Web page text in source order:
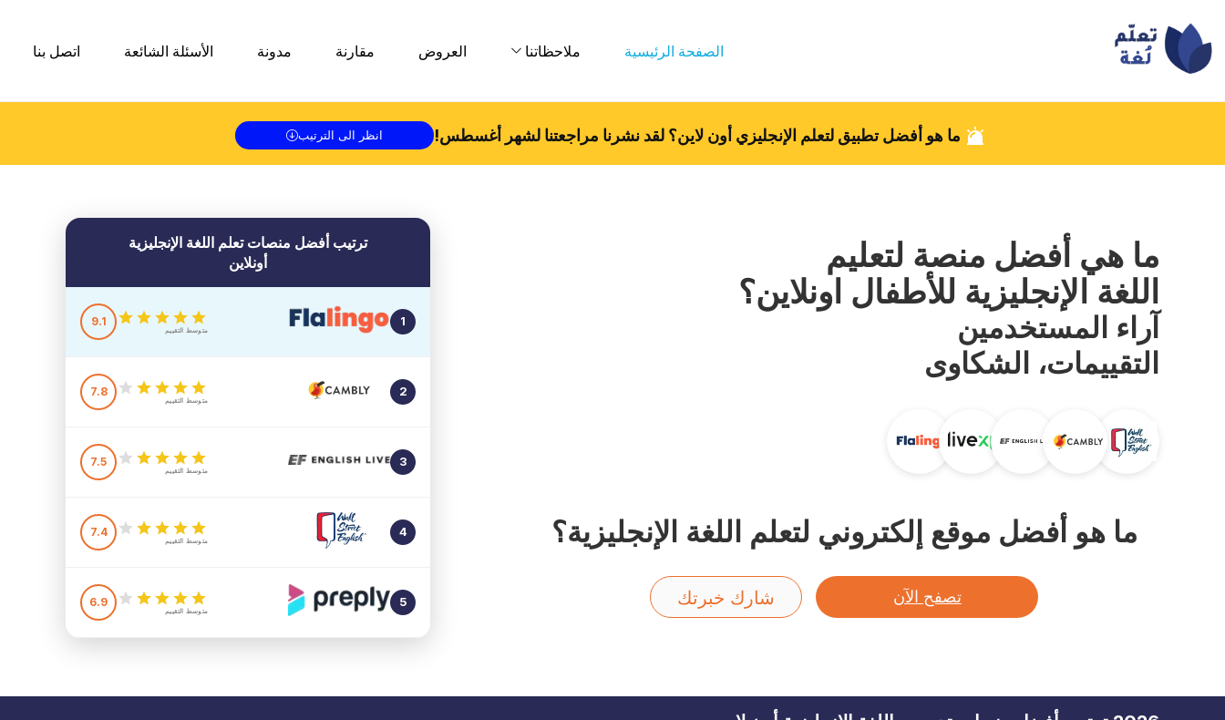
الصفحة الرئيسية ملاحظاتنا العروض مقارنة مدونة الأسئلة الشائعة اتصل بنا
ما هو أفضل تطبيق لتعلم الإنجليزي أون لاين؟ لقد نشرنا مراجعتنا لشهر أغسطس! انظر الى الترتيب
ما هي أفضل منصة لتعليم
اللغة الإنجليزية للأطفال اونلاين؟
آراء المستخدمين
التقييمات، الشكاوى
ما هو أفضل موقع إلكتروني لتعلم اللغة الإنجليزية؟
تصفح الآن شارك خبرتك
ترتيب أفضل منصات تعلم اللغة الإنجليزية
أونلاين
1
متوسط التقييم
9.1
2
متوسط التقييم
7.8
3
متوسط التقييم
7.5
4
متوسط التقييم
7.4
5
متوسط التقييم
6.9